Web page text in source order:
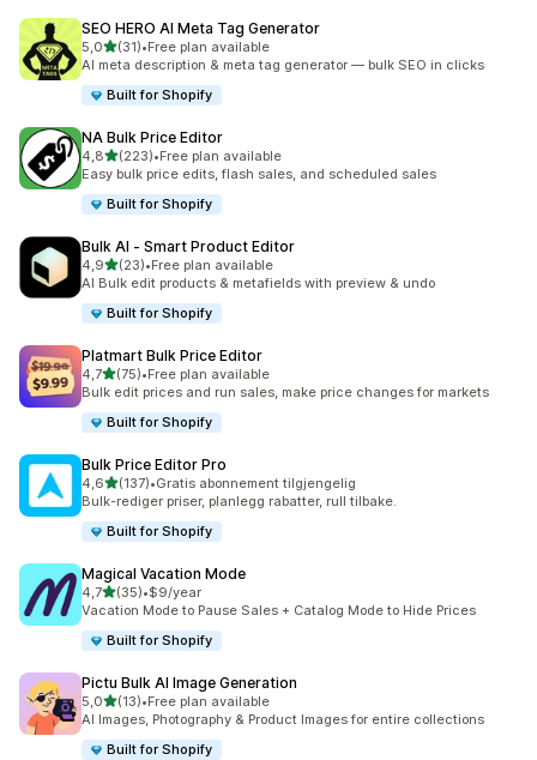
SEO HERO AI Meta Tag Generator
5,0av 5 stjerner
(31)
Totalt 31 omtaler
•Free plan available
AI meta description & meta tag generator — bulk SEO in clicks
Built for Shopify
NA Bulk Price Editor
4,8av 5 stjerner
(223)
Totalt 223 omtaler
•Free plan available
Easy bulk price edits, flash sales, and scheduled sales
Built for Shopify
Bulk AI ‑ Smart Product Editor
4,9av 5 stjerner
(23)
Totalt 23 omtaler
•Free plan available
AI Bulk edit products & metafields with preview & undo
Built for Shopify
Platmart Bulk Price Editor
4,7av 5 stjerner
(75)
Totalt 75 omtaler
•Free plan available
Bulk edit prices and run sales, make price changes for markets
Built for Shopify
Bulk Price Editor Pro
4,6av 5 stjerner
(137)
Totalt 137 omtaler
•Gratis abonnement tilgjengelig
Bulk-rediger priser, planlegg rabatter, rull tilbake.
Built for Shopify
Magical Vacation Mode
4,7av 5 stjerner
(35)
Totalt 35 omtaler
•$9/year
Vacation Mode to Pause Sales + Catalog Mode to Hide Prices
Built for Shopify
Pictu Bulk AI Image Generation
5,0av 5 stjerner
(13)
Totalt 13 omtaler
•Free plan available
AI Images, Photography & Product Images for entire collections
Built for Shopify